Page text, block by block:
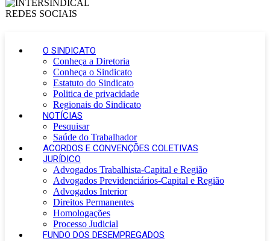
O SINDICATO
Conheça a Diretoria
Conheça o Sindicato
Estatuto do Sindicato
Politica de privacidade
Regionais do Sindicato
NOTÍCIAS
Pesquisar
Saúde do Trabalhador
ACORDOS E CONVENÇÕES COLETIVAS
JURÍDICO
Advogados Trabalhista-Capital e Região
Advogados Previdenciários-Capital e Região
Advogados Interior
Direitos Permanentes
Homologações
Processo Judicial
FUNDO DOS DESEMPREGADOS